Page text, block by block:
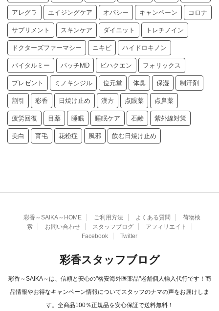
アレグラ エイジングケア オパシー キャンペーン コロナ
サプリメント スキンケア ダイエット トレチノイン
ドクターズファーマシー ニキビ ハイドロキノン
バイタルミー パッチMD ビハクエン フォリックス
プレゼント ミノキシジル 位元堂 体臭 保湿 制汗剤
割引 彩香 日焼け止め 漢方 点眼薬 点鼻薬
疲労回復 目薬 睡眠 睡眠ケア 石鹸 紫外線対策
美白 育毛 花粉症 風邪 飲む日焼け止め
彩香～SAIKA～HOME ご利用方法 よくある質問
荷物検
索
お問い合わせ スタッフブログ
アフィリエイト
Facebook
Twitter
彩香スタッフブログ
彩香～SAIKA～は、信頼と安心の"格安海外医薬品"老舗個人輸入代行です！商
品情報やお得なキャンペーン情報についてスタッフのナマの声をお届けしま
す。全商品100％正規品を安心保証で送料無料！